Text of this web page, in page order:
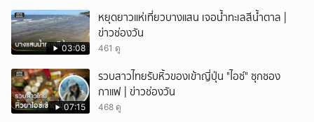
03:08
หยุดยาวแห่เที่ยวบางแสน เจอน้ำทะเลสีน้ำตาล |
ข่าวช่องวัน
461 ดู
07:15
รวบสาวไทยรับหิ้วของเข้าญี่ปุ่น "ไอซ์" ซุกซอง
กาแฟ | ข่าวช่องวัน
468 ดู